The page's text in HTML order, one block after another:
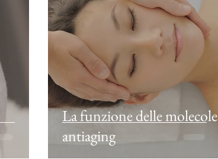
La funzione delle molecole
antiaging